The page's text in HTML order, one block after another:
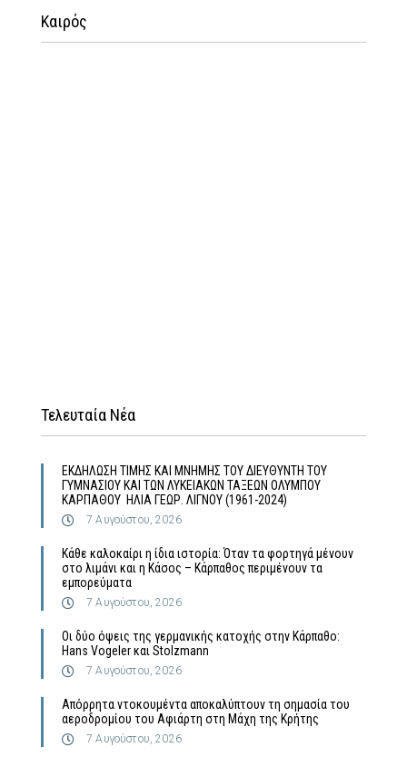
Καιρός
Τελευταία Νέα
ΕΚΔΗΛΩΣΗ ΤΙΜΗΣ ΚΑΙ ΜΝΗΜΗΣ ΤΟΥ ΔΙΕΥΘΥΝΤΗ ΤΟΥ
ΓΥΜΝΑΣΙΟΥ ΚΑΙ ΤΩΝ ΛΥΚΕΙΑΚΩΝ ΤΑΞΕΩΝ ΟΛΥΜΠΟΥ
ΚΑΡΠΑΘΟΥ ΗΛΙΑ ΓΕΩΡ. ΛΙΓΝΟΥ (1961-2024)
7 Αυγούστου, 2026
Κάθε καλοκαίρι η ίδια ιστορία: Όταν τα φορτηγά μένουν
στο λιμάνι και η Κάσος – Κάρπαθος περιμένουν τα
εμπορεύματα
7 Αυγούστου, 2026
Οι δύο όψεις της γερμανικής κατοχής στην Κάρπαθο:
Hans Vogeler και Stolzmann
7 Αυγούστου, 2026
Απόρρητα ντοκουμέντα αποκαλύπτουν τη σημασία του
αεροδρομίου του Αφιάρτη στη Μάχη της Κρήτης
7 Αυγούστου, 2026